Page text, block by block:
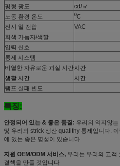
평형 광도
cd/㎡
노동 환경 온도
0C
전시 일 전압
VAC
회색 가늠자/색깔
입력 신호
통제 시스템
비열한 자유로운 과실 시간시간
생활 시간
시간
램프 실패 빈도
특징:
안정되어 있는 & 좋은 품질: 우리의 익지않
및 우리의 strick 생산 qualithy 통제입니다.
에 있는 좋은 명성이 있습니다
지원 OEM/ODM 서비스, 우리는 우리의 고객
결책을 만들 것입니다